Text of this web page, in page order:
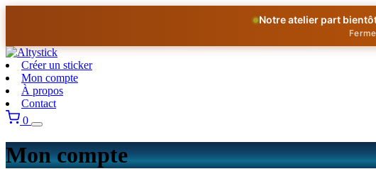
Notre atelier part
Créer un sticker
Mon compte
À propos
Contact
0
Mon compte